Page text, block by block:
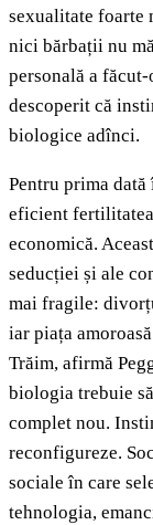
sexualitate foarte
nici bărbații nu
personală a
descoperit că
biologice adînci.
Pentru prima
eficient
economică.
seducției și ale
mai fragile:
iar piața
Trăim, afirmă
biologia trebuie
complet nou.
reconfigureze.
sociale în care
tehnologia,